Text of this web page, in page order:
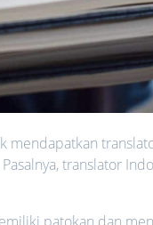
mendapatkan
translator
patokan dan